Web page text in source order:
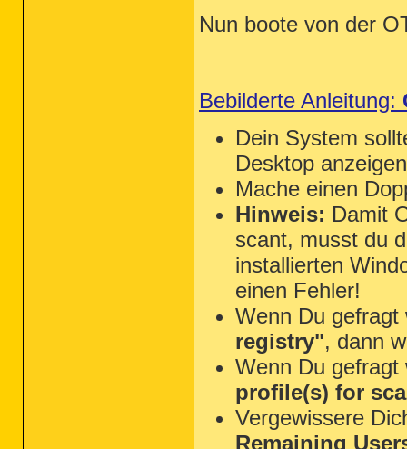
Nun boote von der
Bebilderte Anleitung:
Dein System
Desktop
Mache einen
Hinweis: Damit
scant, musst du
installierten
einen Fehler!
Wenn Du
registry", dann
Wenn Du
profile(s) for
Vergewissere
Remaining